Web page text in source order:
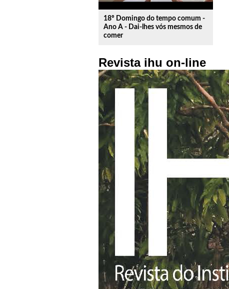
18º Domingo do tempo comum -
Ano A - Dai-lhes vós mesmos de
comer
Revista ihu on-line